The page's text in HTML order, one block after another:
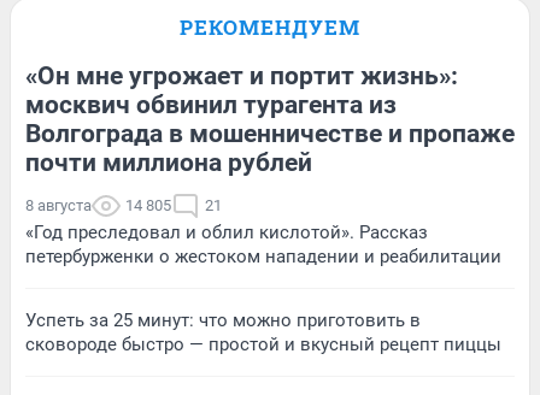
РЕКОМЕНДУЕМ
«Он мне угрожает и портит жизнь»:
москвич обвинил турагента из
Волгограда в мошенничестве и пропаже
почти миллиона рублей
8 августа 14 805 21
«Год преследовал и облил кислотой». Рассказ
петербурженки о жестоком нападении и реабилитации
Успеть за 25 минут: что можно приготовить в
сковороде быстро — простой и вкусный рецепт пиццы